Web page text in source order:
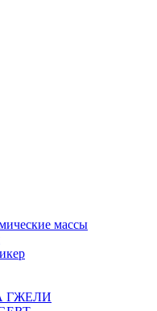
массы
ГЖЕЛИ